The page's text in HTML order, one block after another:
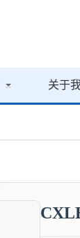
关于我